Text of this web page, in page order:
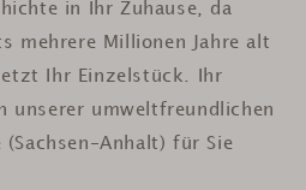
in Ihr Zuhause, da
mehrere Millionen Jahre alt
Ihr Einzelstück. Ihr
unserer umweltfreundlichen
Anhalt) für Sie